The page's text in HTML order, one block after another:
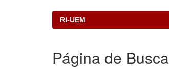
RI-UEM
Página de Busca